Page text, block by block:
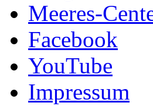
Meeres-
Facebook
YouTube
Impressum